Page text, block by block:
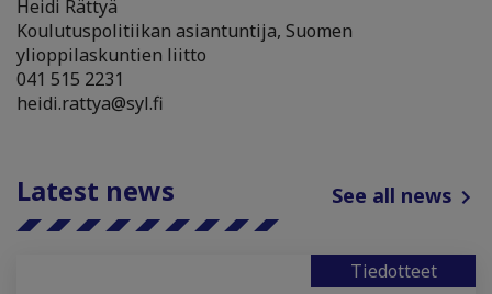
Heidi Rättyä
Koulutuspolitiikan asiantuntija, Suomen
ylioppilaskuntien liitto
041 515 2231
heidi.rattya@syl.fi
Latest news See all news
Tiedotteet